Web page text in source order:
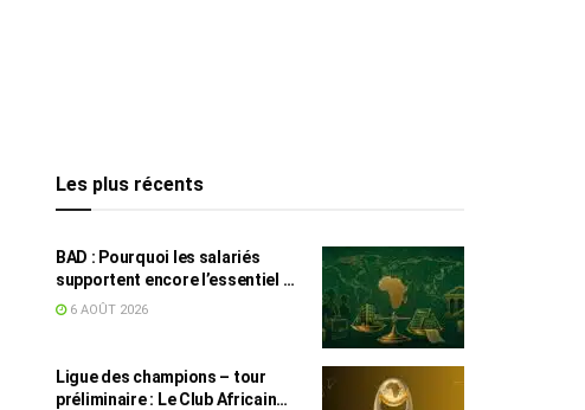
Les plus récents
BAD : Pourquoi les salariés
supportent encore l’essentiel de
l’effort fiscal en Tunisie
6 AOÛT 2026
Ligue des champions – tour
préliminaire : Le Club Africain